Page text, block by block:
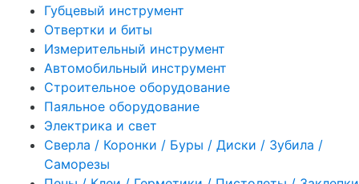
Губцевый инструмент
Отвертки и биты
Измерительный инструмент
Автомобильный инструмент
Строительное оборудование
Паяльное оборудование
Электрика и свет
Сверла / Коронки / Буры / Диски / Зубила /
Саморезы